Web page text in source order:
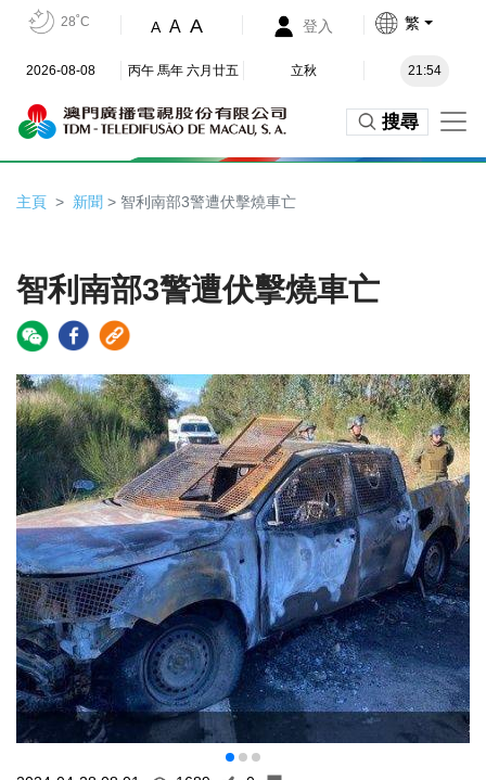
28˚C A A A 登入 繁
2026-08-08 丙午 馬年 六月廿五 立秋 21:54
搜尋
主頁 新聞 > 智利南部3警遭伏擊燒車亡
智利南部3警遭伏擊燒車亡